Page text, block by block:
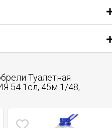
Туалетная
54 1сл, 45м 1/48,